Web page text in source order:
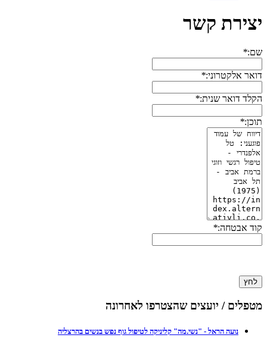
יצירת קשר
שם:*
דואר אלקטרוני:*
הקלד דואר שנית:*
תוכן:*
קוד אבטחה:*
לחץ
מטפלים / יועצים שהצטרפו לאחרונה
נועה הראל - "נשי.מה" קליניקה לטיפול גוף נפש בנשים בהרצליה